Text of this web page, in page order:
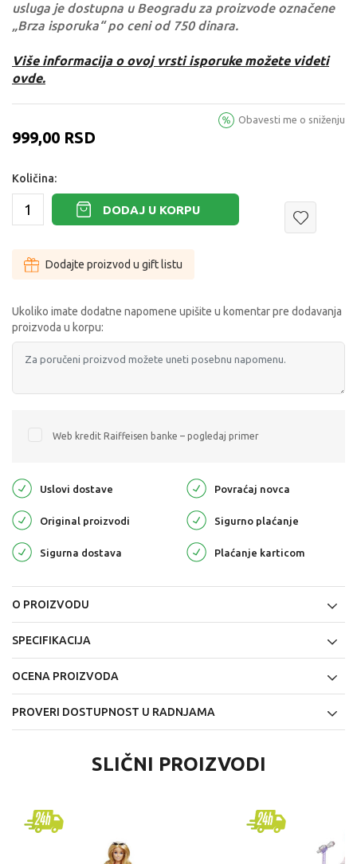
usluga je dostupna u Beogradu za proizvode označene
„Brza isporuka“ po ceni od 750 dinara.
Više informacija o ovoj vrsti isporuke možete videti
ovde.
999,00 RSD
Obavesti me o sniženju
Količina:
DODAJ U KORPU
Dodajte proizvod u gift listu
Ukoliko imate dodatne napomene upišite u komentar pre dodavanja
proizvoda u korpu:
Web kredit Raiffeisen banke – pogledaj primer
Uslovi dostave Povraćaj novca
Original proizvodi Sigurno plaćanje
Sigurna dostava Plaćanje karticom
O PROIZVODU
SPECIFIKACIJA
OCENA PROIZVODA
PROVERI DOSTUPNOST U RADNJAMA
SLIČNI PROIZVODI